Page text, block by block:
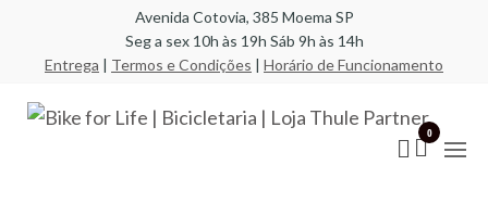
conteúdo
Avenida Cotovia, 385 Moema SP
Seg a sex 10h às 19h Sáb 9h às 14h
Entrega | Termos e Condições | Horário de Funcionamento
em
0